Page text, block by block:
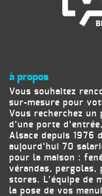
à propos
Vous souhaitez
sur-mesure pour
Vous recherchez
d’une porte
Alsace depuis 1976
aujourd’hui 70
pour la maison :
vérandas, pergolas,
stores. L’équipe de
la pose de vos